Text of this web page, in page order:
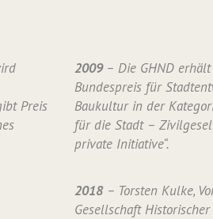
Preis
2009 – Die GHND
Bundespreis für
Baukultur in der
für die Stadt –
private Initiative“.
2018– Torsten Kulke,
Gesellschaft